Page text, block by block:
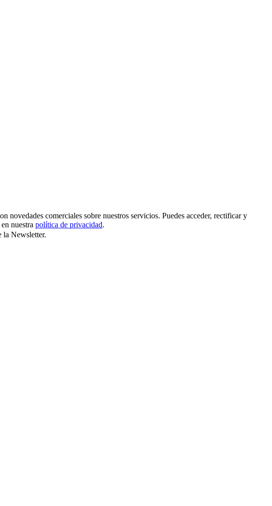
comerciales sobre nuestros servicios. Puedes acceder, rectificar y
nuestra política de privacidad.
la Newsletter.